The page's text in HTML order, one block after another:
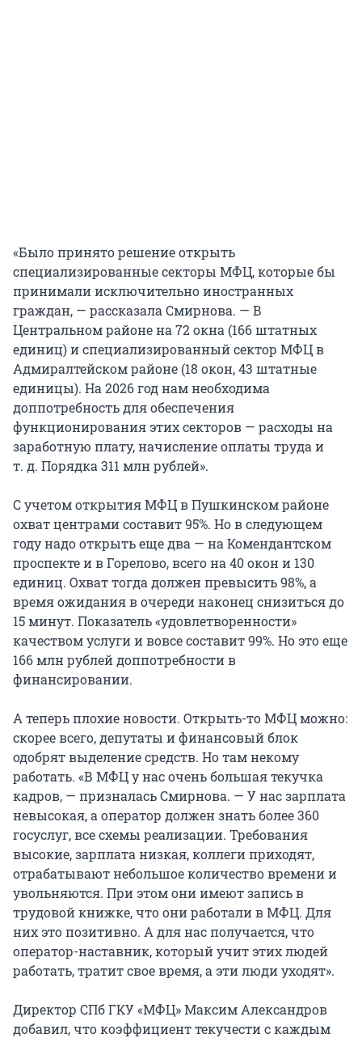
«Было принято решение открыть
специализированные секторы МФЦ, которые бы
принимали исключительно иностранных
граждан, — рассказала Смирнова. — В
Центральном районе на 72 окна (166 штатных
единиц) и специализированный сектор МФЦ в
Адмиралтейском районе (18 окон, 43 штатные
единицы). На 2026 год нам необходима
доппотребность для обеспечения
функционирования этих секторов — расходы на
заработную плату, начисление оплаты труда и
т. д. Порядка 311 млн рублей».
С учетом открытия МФЦ в Пушкинском районе
охват центрами составит 95%. Но в следующем
году надо открыть еще два — на Комендантском
проспекте и в Горелово, всего на 40 окон и 130
единиц. Охват тогда должен превысить 98%, а
время ожидания в очереди наконец снизиться до
15 минут. Показатель «удовлетворенности»
качеством услуги и вовсе составит 99%. Но это еще
166 млн рублей доппотребности в
финансировании.
А теперь плохие новости. Открыть-то МФЦ можно:
скорее всего, депутаты и финансовый блок
одобрят выделение средств. Но там некому
работать. «В МФЦ у нас очень большая текучка
кадров, — призналась Смирнова. — У нас зарплата
невысокая, а оператор должен знать более 360
госуслуг, все схемы реализации. Требования
высокие, зарплата низкая, коллеги приходят,
отрабатывают небольшое количество времени и
увольняются. При этом они имеют запись в
трудовой книжке, что они работали в МФЦ. Для
них это позитивно. А для нас получается, что
оператор-наставник, который учит этих людей
работать, тратит свое время, а эти люди уходят».
Директор СПб ГКУ «МФЦ» Максим Александров
добавил, что коэффициент текучести с каждым